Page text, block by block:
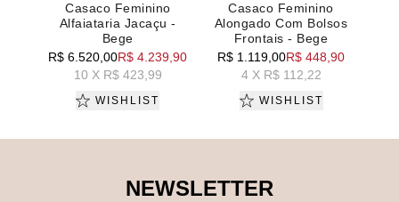
Casaco Feminino
Alfaiataria Jacaçu -
Bege
R$ 6.520,00R$ 4.239,90
10 X R$ 423,99
WISHLIST
Casaco Feminino
Alongado Com Bolsos
Frontais - Bege
R$ 1.119,00R$ 448,90
4 X R$ 112,22
WISHLIST
NEWSLETTER